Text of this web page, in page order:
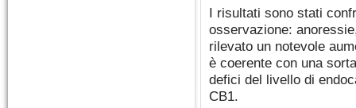
I risultati sono stati
osservazione:
rilevato un notevole
è coerente con una
defici del livello di
CB1.